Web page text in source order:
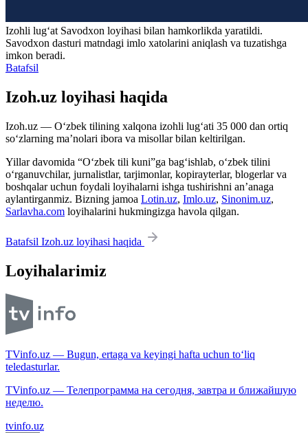
Izohli lugʻat Savodxon loyihasi bilan hamkorlikda yaratildi.
Savodxon dasturi matndagi imlo xatolarini aniqlash va tuzatishga
imkon beradi.
Batafsil
Izoh.uz loyihasi haqida
Izoh.uz — O‘zbek tilining xalqona izohli lug‘ati 35 000 dan ortiq
so‘zlarning ma’nolari ibora va misollar bilan keltirilgan.
Yillar davomida “O‘zbek tili kuni”ga bag‘ishlab, o‘zbek tilini
o‘rganuvchilar, jurnalistlar, tarjimonlar, kopirayterlar, blogerlar va
boshqalar uchun foydali loyihalarni ishga tushirishni an’anaga
aylantirganmiz. Bizning jamoa Lotin.uz, Imlo.uz, Sinonim.uz,
Sarlavha.com loyihalarini hukmingizga havola qilgan.
Batafsil Izoh.uz loyihasi haqida
Loyihalarimiz
TVinfo.uz — Bugun, ertaga va keyingi hafta uchun to‘liq
teledasturlar.
TVinfo.uz — Телепрограмма на сегодня, завтра и ближайшую
неделю.
tvinfo.uz